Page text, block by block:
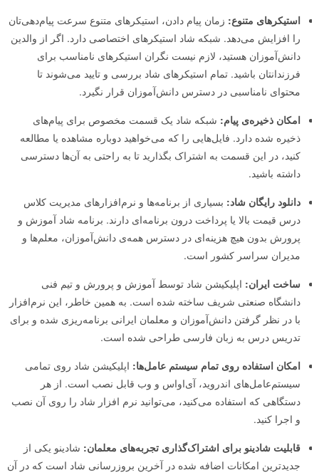
استیکرهای متنوع: زمان پیام دادن، استیکرهای متنوع سرعت پیام‌دهی‌تان
را افزایش می‌دهد. شبکه شاد استیکرهای اختصاصی دارد. اگر از والدین
دانش‌آموزان هستید، لازم نیست نگران استیکرهای نامناسب برای
فرزندانتان باشید. تمام استیکرهای شاد بررسی و تایید می‌شوند تا
محتوای نامناسبی در دسترس دانش‌آموزان قرار نگیرد.
امکان ذخیره‌ی پیام: شبکه شاد یک قسمت مخصوص برای پیام‌های
ذخیره شده دارد. فایل‌هایی را که می‌خواهید دوباره مشاهده یا مطالعه
کنید، در این قسمت به اشتراک بگذارید تا به‌ راحتی به آن‌ها دسترسی
داشته باشید.
دانلود رایگان شاد: بسیاری از برنامه‌ها و نرم‌افزارهای مدیریت کلاس
درس قیمت بالا یا پرداخت درون برنامه‌ای دارند. برنامه شاد آموزش و
پرورش بدون هیچ هزینه‌ای در دسترس همه‌ی دانش‌آموزان، معلم‌ها و
مدیران سراسر کشور است.
ساخت ایران: اپلیکیشن شاد توسط آموزش و پرورش و تیم فنی
دانشگاه صنعتی شریف ساخته شده است. به همین خاطر، این نرم‌افزار
با در نظر گرفتن دانش‌آموزان و معلمان ایرانی برنامه‌ریزی شده و برای
تدریس درس به زبان فارسی طراحی شده است.
امکان استفاده روی تمام سیستم عامل‌ها: اپلیکیشن شاد روی تمامی
سیستم‌عامل‌های اندروید، آی‌اواس و وب قابل نصب است. از هر
دستگاهی که استفاده می‌کنید، می‌توانید نرم افزار شاد را روی آن نصب
و اجرا کنید.
قابلیت شادینو برای اشتراک‌گذاری تجربه‌های معلمان: شادینو یکی از
جدیدترین امکانات اضافه‌ شده در آخرین بروزرسانی شاد است که در آن